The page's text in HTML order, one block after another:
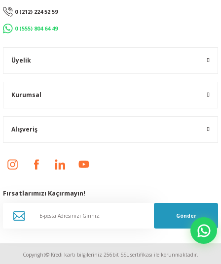
0 (212) 224 52 59
0 (555) 804 64 49
Üyelik
Kurumsal
Alışveriş
Fırsatlarımızı Kaçırmayın!
Gönder
Copyright© Kredi kartı bilgileriniz 256bit SSL sertifikası ile korunmaktadır.